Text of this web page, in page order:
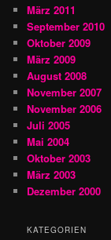
März 2011
September 2010
Oktober 2009
März 2009
August 2008
November 2007
November 2006
Juli 2005
Mai 2004
Oktober 2003
März 2003
Dezember 2000
KATEGORIEN